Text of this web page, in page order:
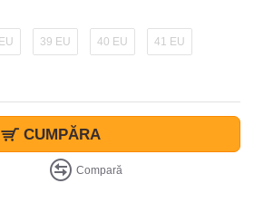
39 EU 40 EU 41 EU
CUMPĂRA
Compară